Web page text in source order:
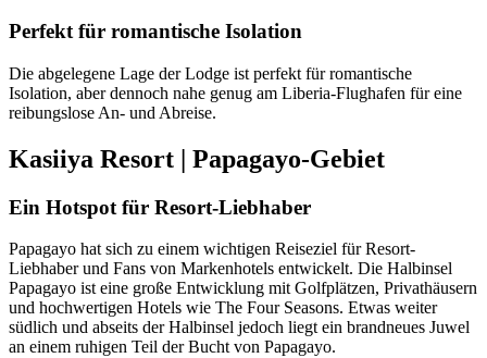
Perfekt für romantische Isolation
Die abgelegene Lage der Lodge ist perfekt für romantische
Isolation, aber dennoch nahe genug am Liberia-Flughafen für eine
reibungslose An- und Abreise.
Kasiiya Resort | Papagayo-Gebiet
Ein Hotspot für Resort-Liebhaber
Papagayo hat sich zu einem wichtigen Reiseziel für Resort-
Liebhaber und Fans von Markenhotels entwickelt. Die Halbinsel
Papagayo ist eine große Entwicklung mit Golfplätzen, Privathäusern
und hochwertigen Hotels wie The Four Seasons. Etwas weiter
südlich und abseits der Halbinsel jedoch liegt ein brandneues Juwel
an einem ruhigen Teil der Bucht von Papagayo.